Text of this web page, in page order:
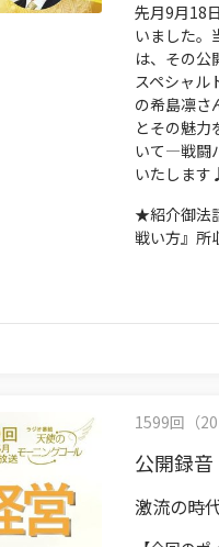
先月9月18
いました。
は、その
スペシャ
の希島凛さ
とその魅力
いて―戦闘
いたします
★紹介御法
戦い方』所
1599回（
公開録音
激流の時